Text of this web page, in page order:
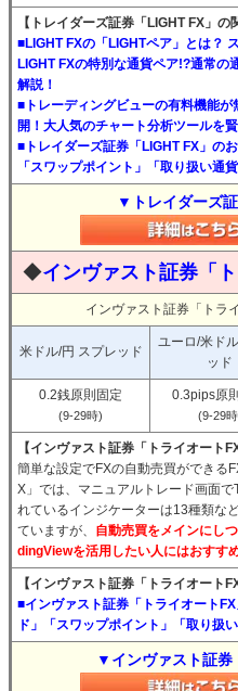
【トレイダーズ証券「LIGHT FX」の
■LIGHT FXの「LIGHTペア」とは？
LIGHT FXの特別な通貨ペア!?通常の
解説！
■トレーディングビューの有料機能
開！大人気のチャート分析ツールを
■トレイダーズ証券「LIGHT FX」の
「スワップポイント」「取り扱い通
▼トレイダーズ
◆インヴァスト証券「ト
インヴァスト証券「トラ
米ドル/円 スプレッド
ユーロ/米ド
ッド
0.2銭原則固定
(9-29時)
0.3pips原
(9-29
【インヴァスト証券「トライオート
簡単な設定でFXの自動売買ができる
X」では、マニュアルトレード画面
れているインジケーターは13種類な
ていますが、 自動売買をメインにし
dingViewを活用したい人にはおすす
【インヴァスト証券「トライオート
■インヴァスト証券「トライオート
ド」「スワップポイント」「取り扱
▼インヴァスト証